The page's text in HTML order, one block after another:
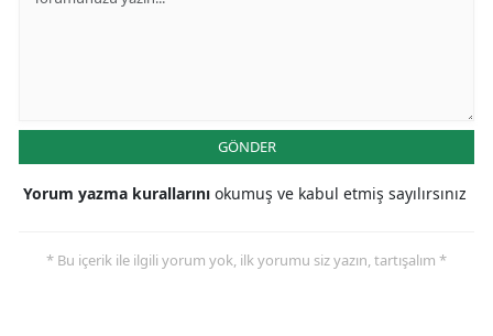
GÖNDER
Yorum yazma kurallarını okumuş ve kabul etmiş sayılırsınız
* Bu içerik ile ilgili yorum yok, ilk yorumu siz yazın, tartışalım *